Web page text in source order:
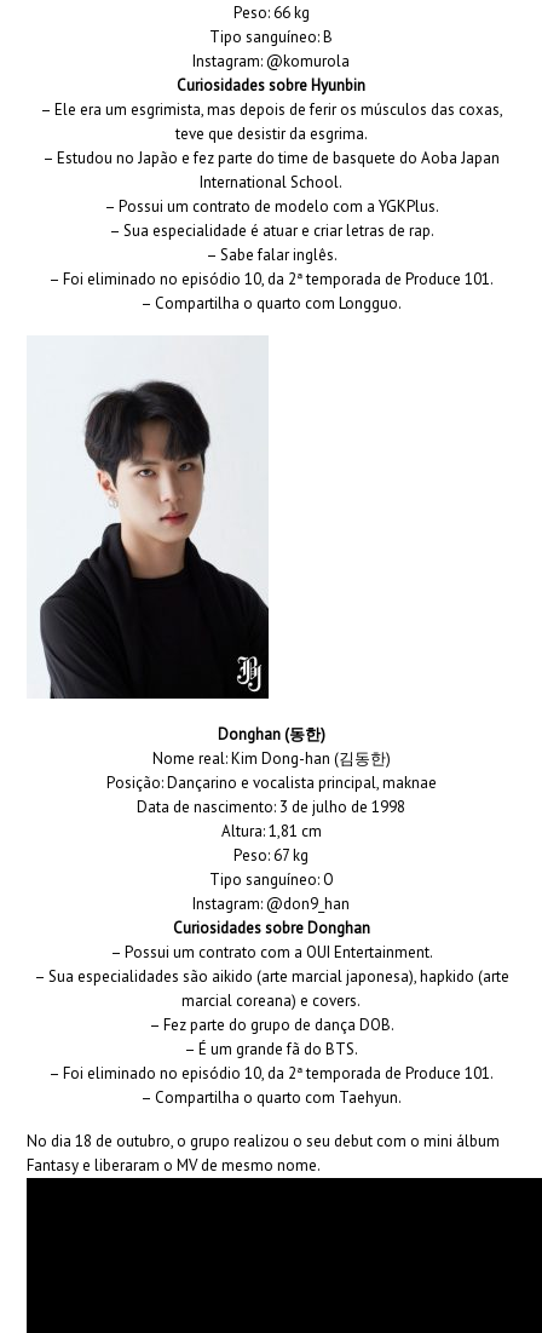
Peso: 66 kg
Tipo sanguíneo: B
Instagram: @komurola
Curiosidades sobre Hyunbin
– Ele era um esgrimista, mas depois de ferir os músculos das coxas,
teve que desistir da esgrima.
– Estudou no Japão e fez parte do time de basquete do Aoba Japan
International School.
– Possui um contrato de modelo com a YGKPlus.
– Sua especialidade é atuar e criar letras de rap.
– Sabe falar inglês.
– Foi eliminado no episódio 10, da 2ª temporada de Produce 101.
– Compartilha o quarto com Longguo.
Donghan (동한)
Nome real: Kim Dong-han (김동한)
Posição: Dançarino e vocalista principal, maknae
Data de nascimento: 3 de julho de 1998
Altura: 1,81 cm
Peso: 67 kg
Tipo sanguíneo: O
Instagram: @don9_han
Curiosidades sobre Donghan
– Possui um contrato com a OUI Entertainment.
– Sua especialidades são aikido (arte marcial japonesa), hapkido (arte
marcial coreana) e covers.
– Fez parte do grupo de dança DOB.
– É um grande fã do BTS.
– Foi eliminado no episódio 10, da 2ª temporada de Produce 101.
– Compartilha o quarto com Taehyun.
No dia 18 de outubro, o grupo realizou o seu debut com o mini álbum
Fantasy e liberaram o MV de mesmo nome.